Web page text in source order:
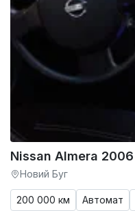
Nissan Almera 2006
Новий Буг
200 000 км Автомат